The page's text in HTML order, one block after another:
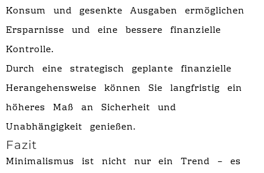
Konsum und gesenkte Ausgaben ermöglichen
Ersparnisse und eine bessere finanzielle
Kontrolle.
Durch eine strategisch geplante finanzielle
Herangehensweise können Sie langfristig ein
höheres Maß an Sicherheit und
Unabhängigkeit genießen.
Fazit
Minimalismus ist nicht nur ein Trend – es